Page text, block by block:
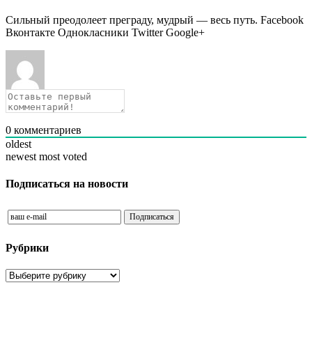
Сильный преодолеет преграду, мудрый — весь путь. Facebook
Вконтакте Однокласники Twitter Google+
0 комментариев
oldest
newest most voted
Подписаться на новости
Рубрики
Рубрики